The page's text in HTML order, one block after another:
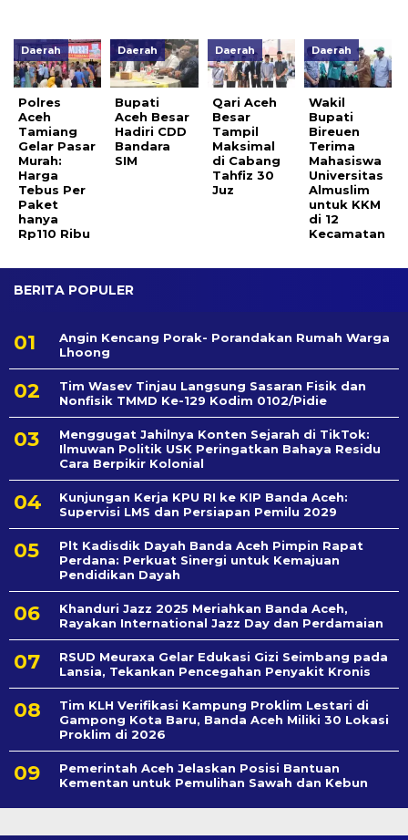
Daerah
Polres
Aceh
Tamiang
Gelar Pasar
Murah:
Harga
Tebus Per
Paket
hanya
Rp110 Ribu
Daerah
Bupati
Aceh Besar
Hadiri CDD
Bandara
SIM
Daerah
Qari Aceh
Besar
Tampil
Maksimal
di Cabang
Tahfiz 30
Juz
Daerah
Wakil
Bupati
Bireuen
Terima
Mahasiswa
Universitas
Almuslim
untuk KKM
di 12
Kecamatan
BERITA POPULER
Angin Kencang Porak- Porandakan Rumah Warga
Lhoong
Tim Wasev Tinjau Langsung Sasaran Fisik dan
Nonfisik TMMD Ke-129 Kodim 0102/Pidie
Menggugat Jahilnya Konten Sejarah di TikTok:
Ilmuwan Politik USK Peringatkan Bahaya Residu
Cara Berpikir Kolonial
Kunjungan Kerja KPU RI ke KIP Banda Aceh:
Supervisi LMS dan Persiapan Pemilu 2029
Plt Kadisdik Dayah Banda Aceh Pimpin Rapat
Perdana: Perkuat Sinergi untuk Kemajuan
Pendidikan Dayah
Khanduri Jazz 2025 Meriahkan Banda Aceh,
Rayakan International Jazz Day dan Perdamaian
RSUD Meuraxa Gelar Edukasi Gizi Seimbang pada
Lansia, Tekankan Pencegahan Penyakit Kronis
Tim KLH Verifikasi Kampung Proklim Lestari di
Gampong Kota Baru, Banda Aceh Miliki 30 Lokasi
Proklim di 2026
Pemerintah Aceh Jelaskan Posisi Bantuan
Kementan untuk Pemulihan Sawah dan Kebun